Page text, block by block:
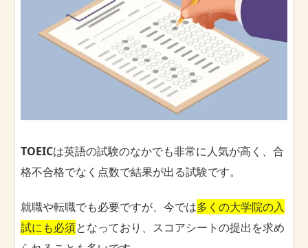
TOEICは英語の試験のなかでも非常に人気が高く、合
格不合格でなく点数で結果が出る試験です。
就職や転職でも必要ですが、今では多くの大学院の入
試にも必須となっており、スコアシートの提出を求め